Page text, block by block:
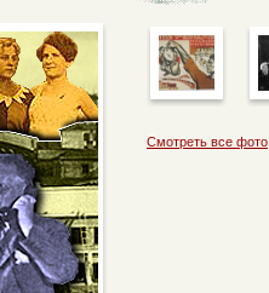
Смотреть все фото